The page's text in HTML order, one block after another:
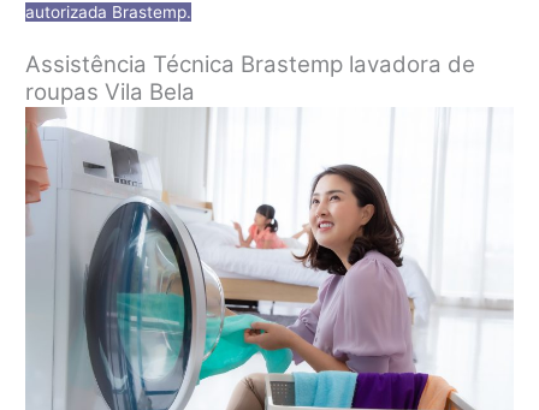
autorizada Brastemp.
Assistência Técnica Brastemp lavadora de
roupas Vila Bela